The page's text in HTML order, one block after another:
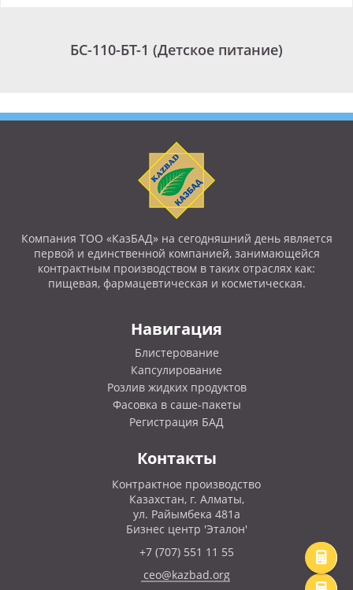
БС-110-БТ-1 (Детское питание)
Компания ТОО «КазБАД» на сегодняшний день является
первой и единственной компанией, занимающейся
контрактным производством в таких отраслях как:
пищевая, фармацевтическая и косметическая.
Навигация
Блистерование
Капсулирование
Розлив жидких продуктов
Фасовка в саше-пакеты
Регистрация БАД
Контакты
Контрактное производство
Казахстан, г. Алматы,
ул. Райымбека 481а
Бизнес центр 'Эталон'
+7 (707) 551 11 55
ceo@kazbad.org